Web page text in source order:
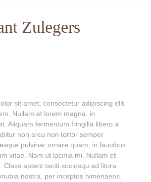
Zulegers
sit amet, consectetur adipiscing elit.
Nullam et lorem magna, in
Aliquam fermentum fringilla libero a
non arcu non tortor semper
pulvinar ornare quam, in faucibus
vitae. Nam ut lacinia mi. Nullam et
Class aptent taciti sociosqu ad litora
nostra, per inceptos himenaeos.